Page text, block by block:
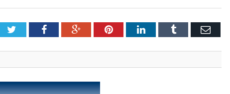
TwitterFacebookGoogle+PinterestLinkedInTumblr Email